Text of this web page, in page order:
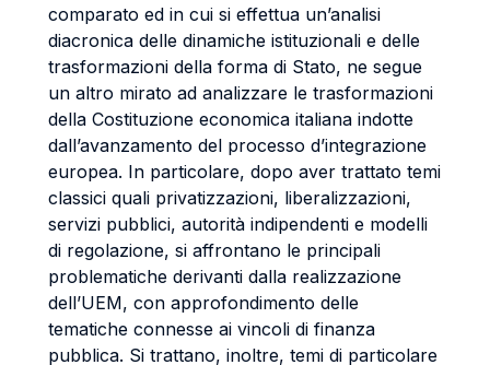
comparato ed in cui si effettua un’analisi
diacronica delle dinamiche istituzionali e delle
trasformazioni della forma di Stato, ne segue
un altro mirato ad analizzare le trasformazioni
della Costituzione economica italiana indotte
dall’avanzamento del processo d’integrazione
europea. In particolare, dopo aver trattato temi
classici quali privatizzazioni, liberalizzazioni,
servizi pubblici, autorità indipendenti e modelli
di regolazione, si affrontano le principali
problematiche derivanti dalla realizzazione
dell’UEM, con approfondimento delle
tematiche connesse ai vincoli di finanza
pubblica. Si trattano, inoltre, temi di particolare